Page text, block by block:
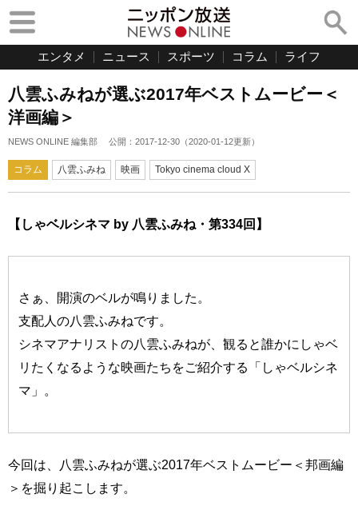
エンタメ ニュース スポーツ コラム ライフ
八雲ふみねが選ぶ2017年ベストムービー＜
洋画編＞
NEWS ONLINE 編集部 公開： 2017-12-30 （2020-01-12更新）
コラム 八雲ふみね 映画 Tokyo cinema cloud X
【しゃベルシネマ by 八雲ふみね・第334回】
さぁ、開演のベルが鳴りました。
支配人の八雲ふみねです。
シネマアナリストの八雲ふみねが、観ると誰かにしゃベ
リたくなるような映画たちをご紹介する「しゃベルシネ
マ」。
今回は、八雲ふみねが選ぶ2017年ベストムービー＜邦画編
＞を掘り起こします。